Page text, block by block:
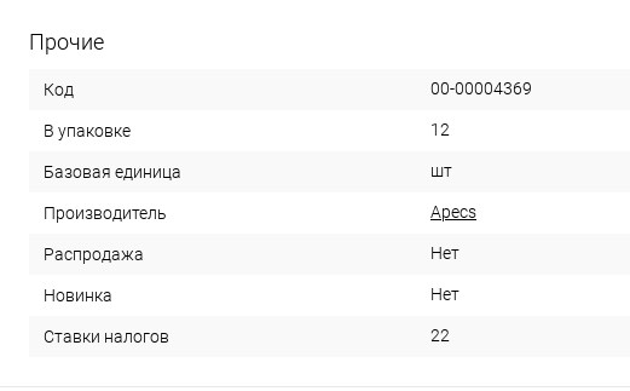
Прочие
Код 00-00004369
В упаковке 12
Базовая единица шт
Производитель Apecs
Распродажа Нет
Новинка Нет
Ставки налогов 22